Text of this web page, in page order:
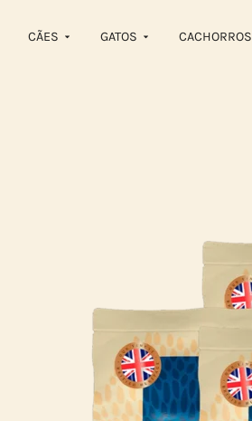
CÃES GATOS CACHORROS